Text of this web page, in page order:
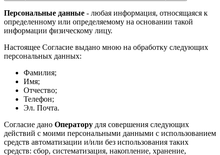
Персональные данные - любая информация, относящаяся к
определенному или определяемому на основании такой
информации физическому лицу.
Настоящее Согласие выдано мною на обработку следующих
персональных данных:
Фамилия;
Имя;
Отчество;
Телефон;
Эл. Почта.
Согласие дано Оператору для совершения следующих
действий с моими персональными данными с использованием
средств автоматизации и/или без использования таких
средств: сбор, систематизация, накопление, хранение,